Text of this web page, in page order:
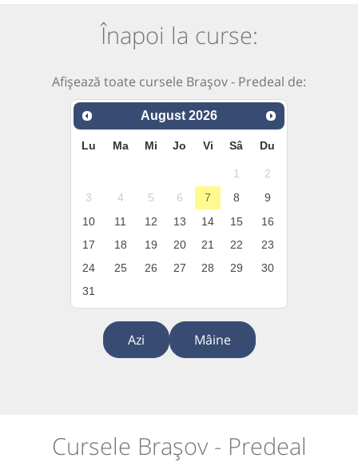
Înapoi la curse:
Afișează toate cursele Brașov - Predeal de:
August 2026
Lu Ma Mi Jo Vi Sâ Du
1
2
3
4 5 6 7 8
9
10
11 12 13 14 15
16
17
18 19 20 21 22
23
24
25 26 27 28 29
30
31
Azi Mâine
Cursele Brașov - Predeal